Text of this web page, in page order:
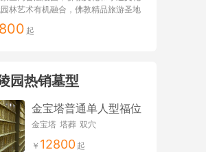
林艺术有机融合，佛教精品旅游圣地
园热销墓型
金宝塔普通单人型福位
金宝塔 塔葬 双穴
12800